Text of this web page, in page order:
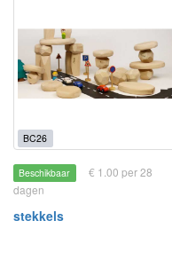
BC26
Beschikbaar
€ 1.00 per 28
dagen
stekkels